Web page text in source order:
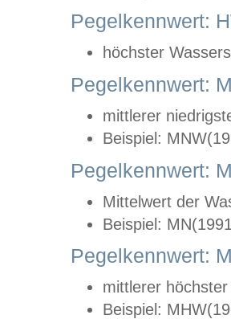
Pegelkennwert:
höchster
Pegelkennwert:
mittlerer
Beispiel:
Pegelkennwert:
Mittelwert der
Beispiel:
Pegelkennwert:
mittlerer
Beispiel: